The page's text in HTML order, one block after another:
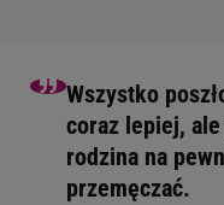
Wszystko
coraz lepiej,
rodzina na
przemęczać.